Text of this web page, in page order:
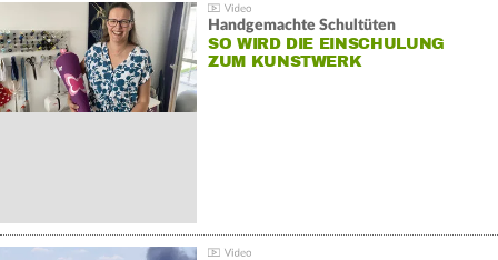
Handgemachte Schultüten
SO WIRD DIE EINSCHULUNG
ZUM KUNSTWERK